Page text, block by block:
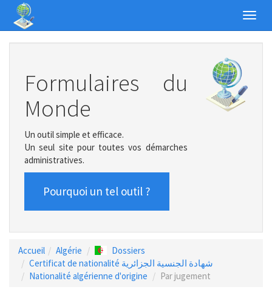
Formulaires du
Monde
Un outil simple et efficace.
Un seul site pour toutes vos démarches
administratives.
Pourquoi un tel outil ?
Accueil Algérie
Dossiers
Certificat de nationalité شهادة الجنسية الجزائرية
Nationalité algérienne d'origine
Par jugement